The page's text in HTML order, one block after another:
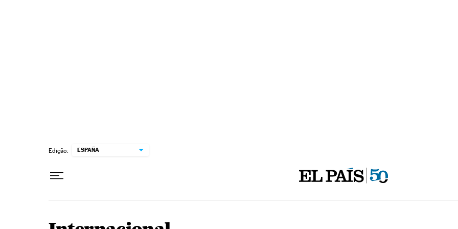
Edição: ESPAÑA